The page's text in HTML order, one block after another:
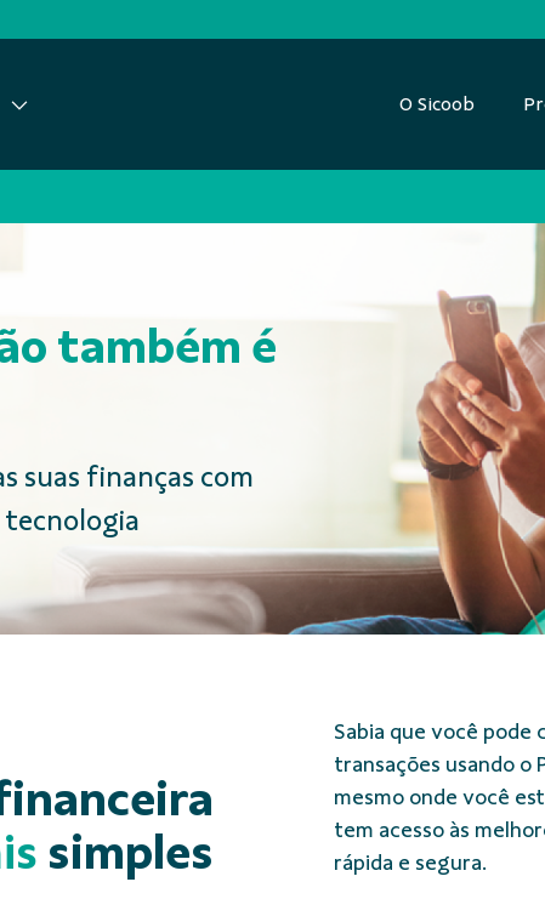
O Sicoob
também é
suas finanças com
simples
Sabia que você
transações usando o
mesmo onde você
tem acesso às
rápida e segura.